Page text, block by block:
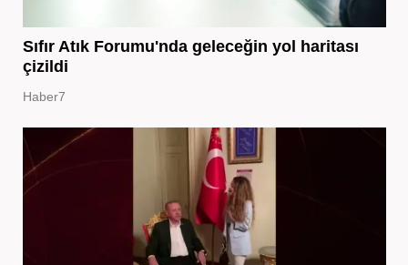
Sıfır Atık Forumu'nda geleceğin yol haritası
çizildi
Haber7